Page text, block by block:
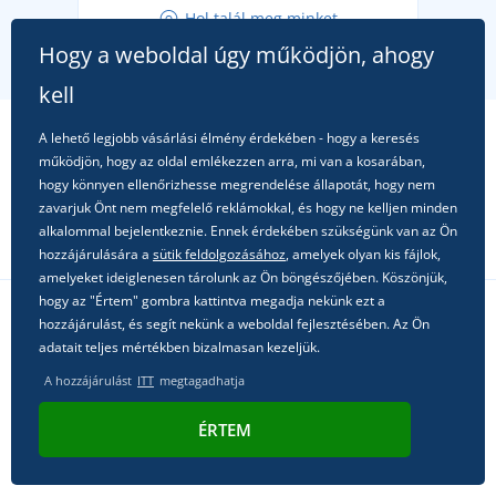
alkalomra!
Hol talál meg minket
Kövessen minket a közösségi hálózatokon
Hogy a weboldal úgy működjön, ahogy
kell
A lehető legjobb vásárlási élmény érdekében - hogy a keresés
működjön, hogy az oldal emlékezzen arra, mi van a kosarában,
hogy könnyen ellenőrizhesse megrendelése állapotát, hogy nem
zavarjuk Önt nem megfelelő reklámokkal, és hogy ne kelljen minden
alkalommal bejelentkeznie. Ennek érdekében szükségünk van az Ön
hozzájárulására a sütik feldolgozásához, amelyek olyan kis fájlok,
amelyeket ideiglenesen tárolunk az Ön böngészőjében. Köszönjük,
hogy az "Értem" gombra kattintva megadja nekünk ezt a
hozzájárulást, és segít nekünk a weboldal fejlesztésében. Az Ön
adatait teljes mértékben bizalmasan kezeljük.
A hozzájárulást ITT megtagadhatja
ÉRTEM